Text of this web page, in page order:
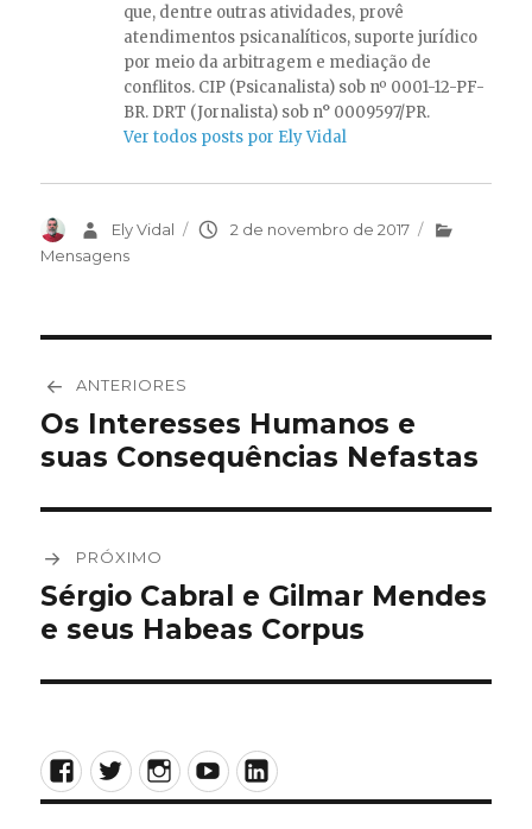
que, dentre outras atividades, provê
atendimentos psicanalíticos, suporte jurídico
por meio da arbitragem e mediação de
conflitos. CIP (Psicanalista) sob nº 0001-12-PF-
BR. DRT (Jornalista) sob n° 0009597/PR.
Ver todos posts por Ely Vidal
AutorEly Vidal
Publicado
2 de novembro de 2017
Categorias
Mensagens
de
Post
ANTERIORES
Post
anterior:
Os Interesses Humanos e
suas Consequências Nefastas
PRÓXIMO
Próximo
post:
Sérgio Cabral e Gilmar Mendes
e seus Habeas Corpus
Facebook
TwitterInstagram
YouTubeLinkedIn